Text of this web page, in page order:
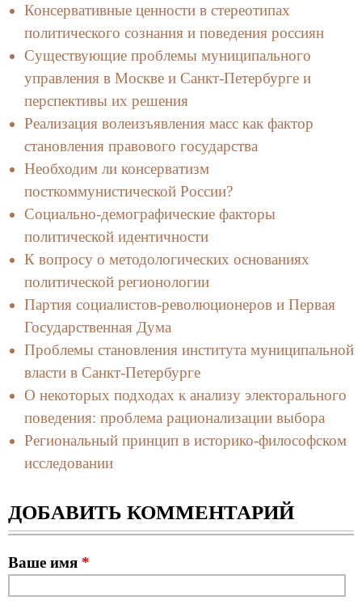
Консервативные ценности в стереотипах
политического сознания и поведения россиян
Существующие проблемы муниципального
управления в Москве и Санкт-Петербурге и
перспективы их решения
Реализация волеизъявления масс как фактор
становления правового государства
Необходим ли консерватизм
посткоммунистической России?
Социально-демографические факторы
политической идентичности
К вопросу о методологических основаниях
политической регионологии
Партия социалистов-революционеров и Первая
Государственная Дума
Проблемы становления института муниципальной
власти в Санкт-Петербурге
О некоторых подходах к анализу электорального
поведения: проблема рационализации выбора
Региональный принцип в историко-философском
исследовании
ДОБАВИТЬ КОММЕНТАРИЙ
Ваше имя *